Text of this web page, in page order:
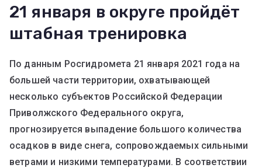
21 января в округе пройдёт
штабная тренировка
По данным Росгидромета 21 января 2021 года на
большей части территории, охватывающей
несколько субъектов Российской Федерации
Приволжского Федерального округа,
прогнозируется выпадение большого количества
осадков в виде снега, сопровождаемых сильными
ветрами и низкими температурами. В соответствии